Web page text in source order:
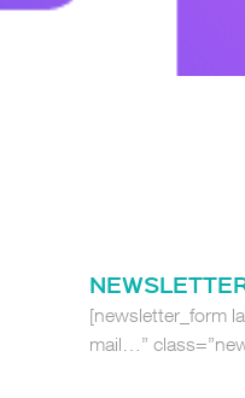
[newsletter_form
mail…”